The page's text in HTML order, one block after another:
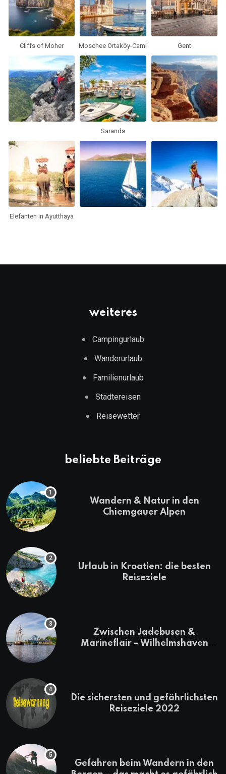
Cliffs of Moher Moschee Ortaköy-Cami Gent
Saranda
Elefanten in Ayutthaya
weiteres
Campingurlaub
Wanderurlaub
Familienurlaub
Städtereisen
Reisewetter
beliebte Beiträge
Wandern & Natur in den
Chiemgauer Alpen
Urlaub in Kroatien: die besten
Reiseziele
Zwischen Jadebusen &
Marineflair – Wilhelmshaven
Die sichersten und gefährlichsten
Reiseziele 2022
Gefahren beim Wandern in den